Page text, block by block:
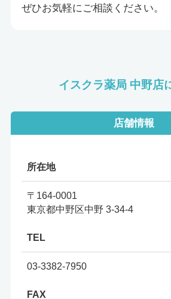
ぜひお気軽にご相談ください。
イスクラ薬局 中野店
店舗情報
所在地
〒164-0001
東京都中野区中野 3-34-4
TEL
03-3382-7950
FAX